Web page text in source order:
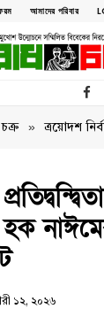
আমাদের পরিবার
» ত্রয়োদশ
হক
১২, ২০২৬